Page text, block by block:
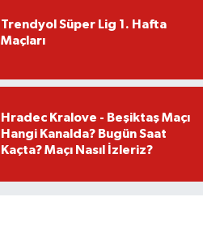
Trendyol Süper Lig 1. Hafta
Maçları
Hradec Kralove - Beşiktaş Maçı
Hangi Kanalda? Bugün Saat
Kaçta? Maçı Nasıl İzleriz?